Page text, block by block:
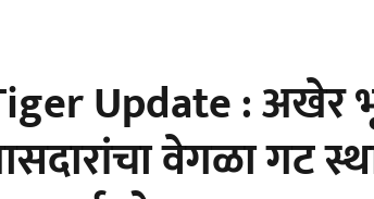
Update : अखेर
वेगळा गट